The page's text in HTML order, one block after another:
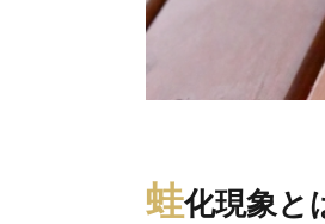
蛙化現象と